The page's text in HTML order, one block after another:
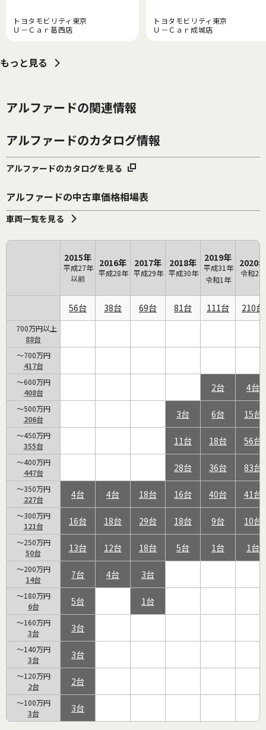
トヨタモビリティ東京
Ｕ－Ｃａｒ葛西店
トヨタモビリティ東京
Ｕ－Ｃａｒ成城店
もっと見る
アルファードの関連情報
アルファードのカタログ情報
アルファードのカタログを見る
アルファードの中古車価格相場表
車両一覧を見る
2015年
平成27年
以前
2016年
平成28年
2017年
平成29年
2018年
平成30年
2019年
平成31年
令和1年
2020年
令和2年
56 38 69 81 111 210
700万円以上
88
～700万円
417
～600万円
408
2 4
～500万円
206
3 6 15
～450万円
355
11 18 56
～400万円
447
28 36 83
～350万円
227
4 4 18 16 40 41
～300万円
121
16 18 29 18 9 10
～250万円
50
13 12 18 5 1 1
～200万円
14
7 4 3
～180万円
6
5 1
～160万円
3
3
～140万円
3
3
～120万円
2
2
～100万円
3
3